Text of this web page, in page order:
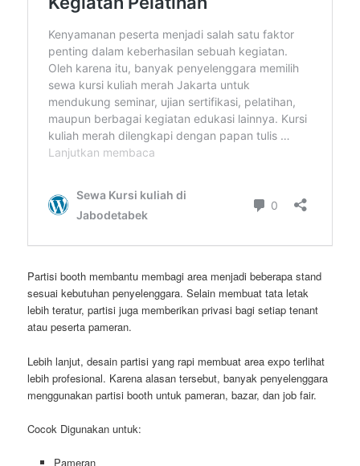
Partisi booth membantu membagi area menjadi beberapa stand
sesuai kebutuhan penyelenggara. Selain membuat tata letak
lebih teratur, partisi juga memberikan privasi bagi setiap tenant
atau peserta pameran.
Lebih lanjut, desain partisi yang rapi membuat area expo terlihat
lebih profesional. Karena alasan tersebut, banyak penyelenggara
menggunakan partisi booth untuk pameran, bazar, dan job fair.
Cocok Digunakan untuk:
Pameran